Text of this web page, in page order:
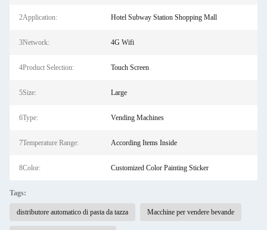
2Application: Hotel Subway Station Shopping Mall
3Network: 4G Wifi
4Product Selection: Touch Screen
5Size: Large
6Type: Vending Machines
7Temperature Range: According Items Inside
8Color: Customized Color Painting Sticker
Tags:
distributore automatico di pasta da tazza Macchine per vendere bevande